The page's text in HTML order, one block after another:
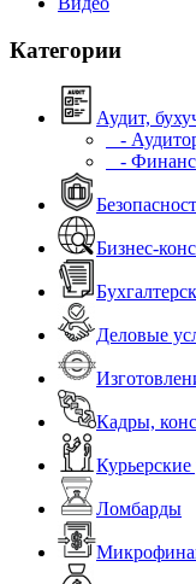
Категории
Аудит,
-
-
Бизнес-
Деловые
Кадры,
Курьерские
Ломбарды